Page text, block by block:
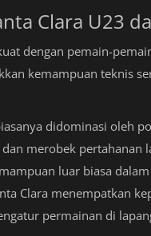
Clara U23
dengan pemain-
kemampuan teknis
didominasi oleh
merobek pertahanan
luar biasa
Clara menempatkan
permainan di